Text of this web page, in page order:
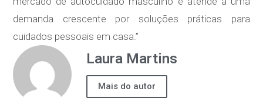
demanda crescente por soluções práticas para
cuidados pessoais em casa.”
Laura Martins
Mais do autor